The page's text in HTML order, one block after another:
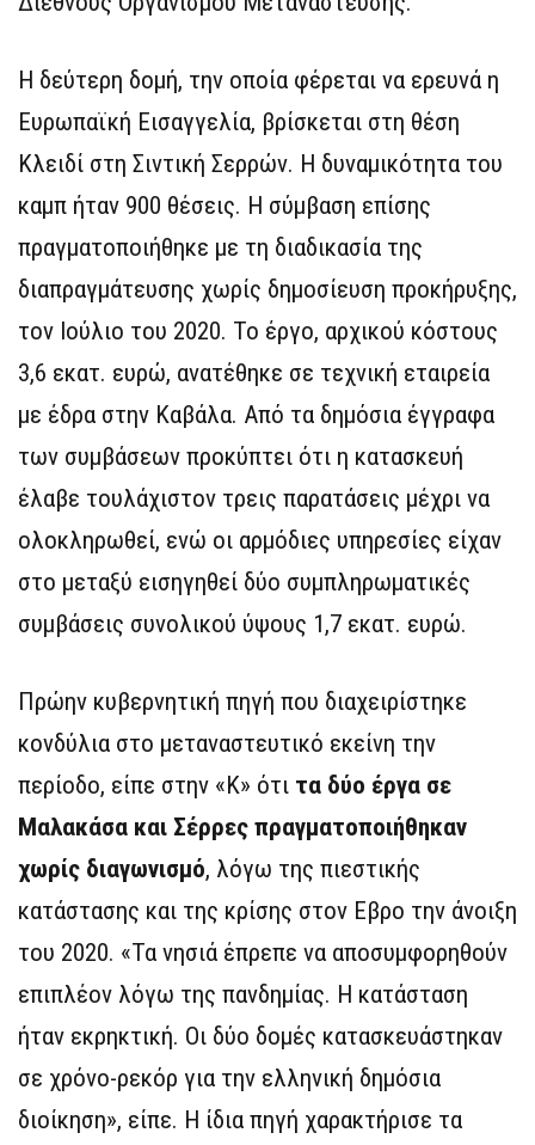
Η δεύτερη δομή, την οποία φέρεται να ερευνά η
Ευρωπαϊκή Εισαγγελία, βρίσκεται στη θέση
Κλειδί στη Σιντική Σερρών. Η δυναμικότητα του
καμπ ήταν 900 θέσεις. Η σύμβαση επίσης
πραγματοποιήθηκε με τη διαδικασία της
διαπραγμάτευσης χωρίς δημοσίευση προκήρυξης,
τον Ιούλιο του 2020. Το έργο, αρχικού κόστους
3,6 εκατ. ευρώ, ανατέθηκε σε τεχνική εταιρεία
με έδρα στην Καβάλα. Από τα δημόσια έγγραφα
των συμβάσεων προκύπτει ότι η κατασκευή
έλαβε τουλάχιστον τρεις παρατάσεις μέχρι να
ολοκληρωθεί, ενώ οι αρμόδιες υπηρεσίες είχαν
στο μεταξύ εισηγηθεί δύο συμπληρωματικές
συμβάσεις συνολικού ύψους 1,7 εκατ. ευρώ.
Πρώην κυβερνητική πηγή που διαχειρίστηκε
κονδύλια στο μεταναστευτικό εκείνη την
περίοδο, είπε στην «Κ» ότι τα δύο έργα σε
Μαλακάσα και Σέρρες πραγματοποιήθηκαν
χωρίς διαγωνισμό, λόγω της πιεστικής
κατάστασης και της κρίσης στον Εβρο την άνοιξη
του 2020. «Τα νησιά έπρεπε να αποσυμφορηθούν
επιπλέον λόγω της πανδημίας. Η κατάσταση
ήταν εκρηκτική. Οι δύο δομές κατασκευάστηκαν
σε χρόνο-ρεκόρ για την ελληνική δημόσια
διοίκηση», είπε. Η ίδια πηγή χαρακτήρισε τα